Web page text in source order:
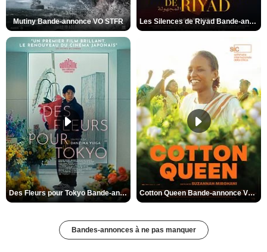
Mutiny Bande-annonce VO STFR Les Silences de Riyad Bande-annonce VO STFR
Des Fleurs pour Tokyo Bande-annonce VO STFR Cotton Queen Bande-annonce VO STFR
Bandes-annonces à ne pas manquer